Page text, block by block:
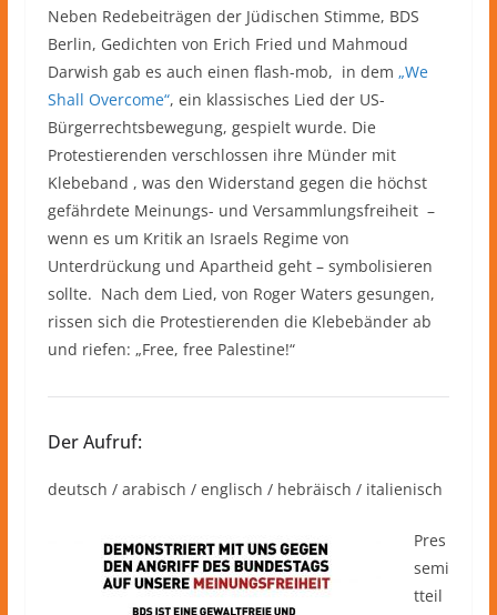
Neben Redebeiträgen der Jüdischen Stimme, BDS
Berlin, Gedichten von Erich Fried und Mahmoud
Darwish gab es auch einen flash-mob, in dem „We
Shall Overcome“, ein klassisches Lied der US-
Bürgerrechtsbewegung, gespielt wurde. Die
Protestierenden verschlossen ihre Münder mit
Klebeband , was den Widerstand gegen die höchst
gefährdete Meinungs- und Versammlungsfreiheit –
wenn es um Kritik an Israels Regime von
Unterdrückung und Apartheid geht – symbolisieren
sollte. Nach dem Lied, von Roger Waters gesungen,
rissen sich die Protestierenden die Klebebänder ab
und riefen: „Free, free Palestine!“
Der Aufruf:
deutsch / arabisch / englisch / hebräisch / italienisch
Pres
semi
tteil